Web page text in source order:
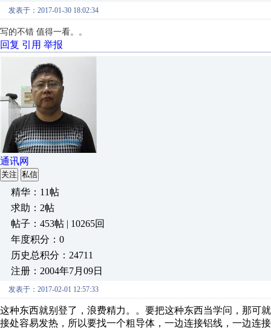
发表于：2017-01-30 18:02:34
写的不错 值得一看。。
回复 引用 举报
通讯网
关注 私信
精华：11帖
求助：2帖
帖子：453帖 | 10265回
年度积分：0
历史总积分：24711
注册：2004年7月09日
发表于：2017-02-01 12:57:33
这种东西就别登了，浪费精力。。要把这种东西当学问，那可
接处容易发热，所以要找一个粗导体，一边连接铝线，一边连